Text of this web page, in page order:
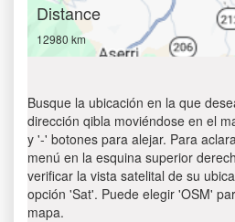
Distance
12980 km
Busque la ubicación en la que
dirección qibla moviéndose en el
y '-' botones para alejar. Para
menú en la esquina superior
verificar la vista satelital de su
opción 'Sat'. Puede elegir 'OSM'
mapa.